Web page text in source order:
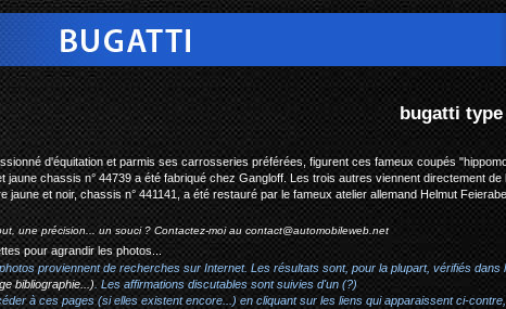
bugatti type 44 coupe hippomobile
d'équitation et parmis ses carrosseries préférées, figurent ces fameux coupés
jaune chassis n° 44739 a été fabriqué chez Gangloff. Les trois autres viennent directement de
jaune et noir, chassis n° 441141, a été restauré par le fameux atelier allemand Helmut
une précision... un souci ? Contactez-moi aucontact@automobileweb.net
pour agrandir les photos...
proviennent de recherches sur Internet. Les résultats sont, pour la plupart, vérifiés
bibliographie...). Les affirmations discutables sont suivies d'un (?)
à ces pages (si elles existent encore...) en cliquant sur les liens qui apparaissent ci-contre,